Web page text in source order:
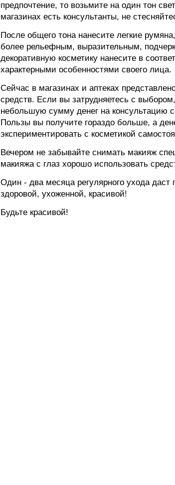
предпочтение, то возьмите на один тон
магазинах есть консультанты, не
После общего тона нанесите легкие
более рельефным, выразительным,
декоративную косметику нанесите в
характерными особенностями своего лица.
Сейчас в магазинах и аптеках
средств. Если вы затрудняетесь с
небольшую сумму денег на консультацию
Пользы вы получите гораздо больше, а
экспериментировать с косметикой
Вечером не забывайте снимать макияж
макияжа с глаз хорошо использовать
Один - два месяца регулярного ухода
здоровой, ухоженной, красивой!
Будьте красивой!